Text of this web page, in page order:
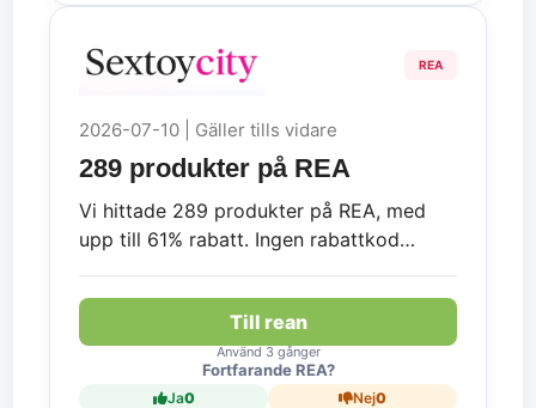
REA
2026-07-10 | Gäller tills vidare
289 produkter på REA
Vi hittade 289 produkter på REA, med
upp till 61% rabatt. Ingen rabattkod
Till rean
Använd 3 gånger
Fortfarande REA?
Ja0 Nej0